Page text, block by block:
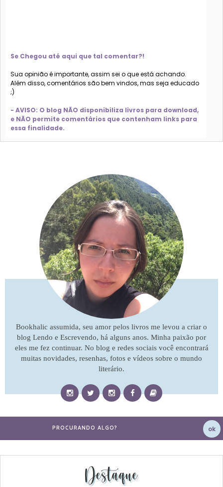
Se Chegou até aqui que tal comentar?!
Sua opinião é importante, assim sei o que está achando.
Além disso, comentários são bem vindos, mas seja educado
;)
- AVISO: O blog NÃO disponibiliza livros para download,
e NÃO permite comentários que contenham links para
essa finalidade.
Bookhalic assumida, seu amor pelos livros me levou a criar o
blog Lendo e Escrevendo, há alguns anos. Minha paixão por
eles me fez continuar. No blog e redes sociais você encontrará
muitas novidades, resenhas, fotos e vídeos sobre o mundo
literário.
Destaque